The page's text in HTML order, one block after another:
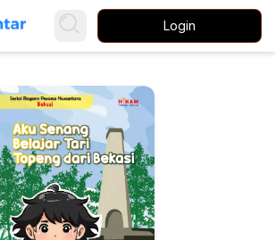
Login